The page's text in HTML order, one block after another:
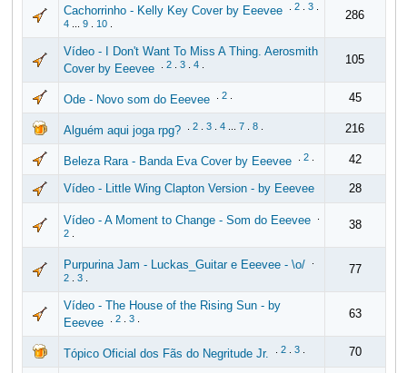
Cachorrinho - Kelly Key Cover by Eeevee 2. 3.
4... 9. 10.
286
Vídeo - I Don't Want To Miss A Thing. Aerosmith
Cover by Eeevee
2. 3. 4. 105
Ode - Novo som do Eeevee 2. 45
Alguém aqui joga rpg? 2. 3. 4... 7. 8. 216
Beleza Rara - Banda Eva Cover by Eeevee 2. 42
Vídeo - Little Wing Clapton Version - by Eeevee 28
Vídeo - A Moment to Change - Som do Eeevee
2.
38
Purpurina Jam - Luckas_Guitar e Eeevee - \o/
2. 3.
77
Vídeo - The House of the Rising Sun - by
Eeevee
2. 3. 63
Tópico Oficial dos Fãs do Negritude Jr. 2. 3. 70